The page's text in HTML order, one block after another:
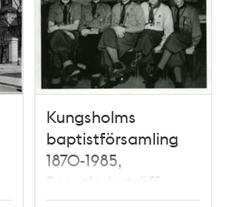
Kungsholms
baptistförsamling
1870-1985,
Scoutledarträff